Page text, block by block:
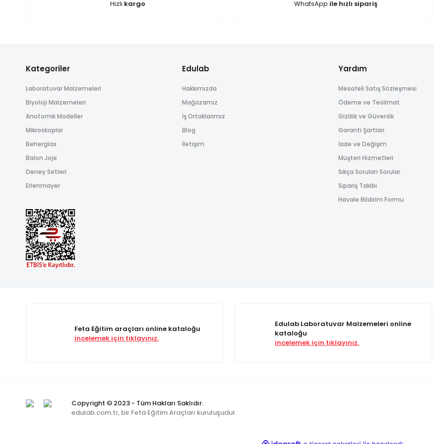
Ürün bilgilerinde hatalar bulunuyor.
Gönder
Hızlı kargo WhatsApp ile hızlı sipariş
Kategoriler
Laboratuvar Malzemeleri
Biyoloji Malzemeleri
Anotomik Modeller
Mikroskoplar
Beherglas
Balon Joje
Deney Setleri
Erlenmayer
Edulab
Hakkımızda
Mağazamız
İş Ortaklarımız
Blog
İletişim
Yardım
Mesafeli Satış Sözleşmesi
Ödeme ve Teslimat
Gizlilik ve Güvenlik
Garanti Şartları
İade ve Değişim
Müşteri Hizmetleri
Sıkça Sorulan Sorular
Sipariş Takibi
Havale Bildirim Formu
Feta Eğitim araçları online kataloğu
incelemek için tıklayınız.
Edulab Laboratuvar Malzemeleri online
kataloğu
incelemek için tıklayınız.
Copyright © 2023 - Tüm Hakları Saklıdır.
edulab.com.tr, bir Feta Eğitim Araçları kuruluşudur.